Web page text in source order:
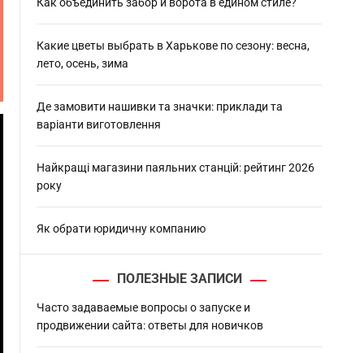
Какие цветы выбрать в Харькове по сезону: весна,
лето, осень, зима
Де замовити нашивки та значки: приклади та
варіанти виготовлення
Найкращі магазини паяльних станцій: рейтинг 2026
року
Як обрати юридичну компанию
ПОЛЕЗНЫЕ ЗАПИСИ
Часто задаваемые вопросы о запуске и
продвижении сайта: ответы для новичков